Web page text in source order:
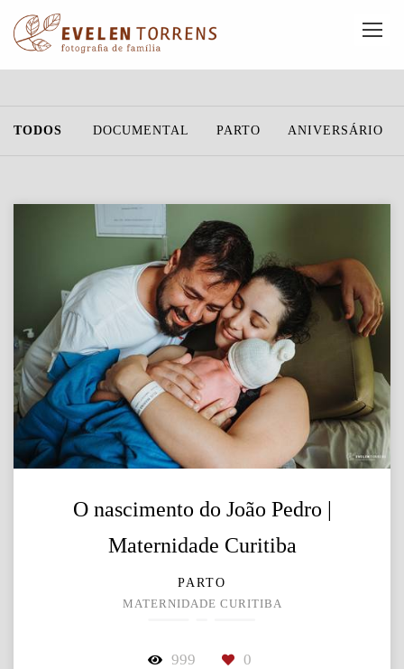
TODOS DOCUMENTAL PARTO ANIVERSÁRIO
O nascimento do João Pedro |
Maternidade Curitiba
PARTO
MATERNIDADE CURITIBA
999 0